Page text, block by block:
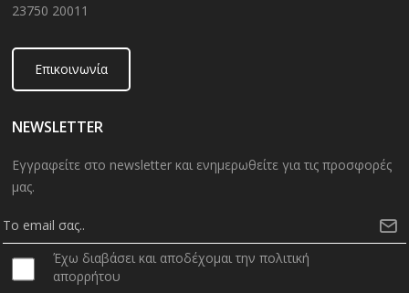
23750 20011
Επικοινωνία
NEWSLETTER
Εγγραφείτε στο newsletter και ενημερωθείτε για τις προσφορές
μας.
Έχω διαβάσει και αποδέχομαι την πολιτική
απορρήτου